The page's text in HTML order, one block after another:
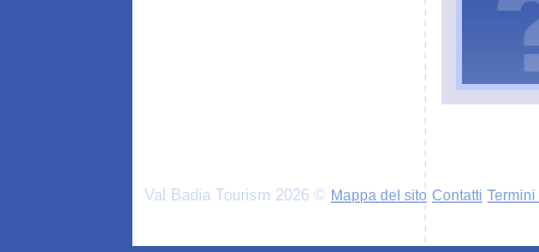
Val Badia Tourism 2026 © Mappa del sito Contatti